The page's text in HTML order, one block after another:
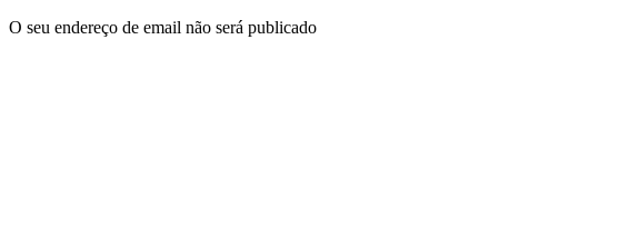
O seu endereço de email não será publicado